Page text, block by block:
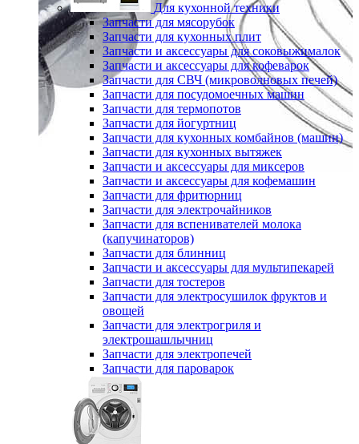
Для кухонной техники
Запчасти для мясорубок
Запчасти для кухонных плит
Запчасти и аксессуары для соковыжималок
Запчасти и аксессуары для кофеварок
Запчасти для СВЧ (микроволновых печей)
Запчасти для посудомоечных машин
Запчасти для термопотов
Запчасти для йогуртниц
Запчасти для кухонных комбайнов (машин)
Запчасти для кухонных вытяжек
Запчасти и аксессуары для миксеров
Запчасти и аксессуары для кофемашин
Запчасти для фритюрниц
Запчасти для электрочайников
Запчасти для вспенивателей молока
(капучинаторов)
Запчасти для блинниц
Запчасти и аксессуары для мультипекарей
Запчасти для тостеров
Запчасти для электросушилок фруктов и
овощей
Запчасти для электрогриля и
электрошашлычниц
Запчасти для электропечей
Запчасти для пароварок